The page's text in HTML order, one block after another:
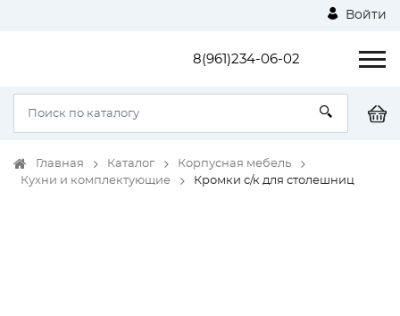
Войти
8(961)234-06-02
Главная Каталог
Корпусная мебель
Кухни и комплектующие
Кромки с/к для столешниц